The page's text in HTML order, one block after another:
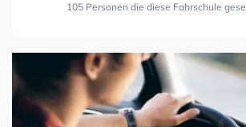
105 Personen die diese Fahrschule